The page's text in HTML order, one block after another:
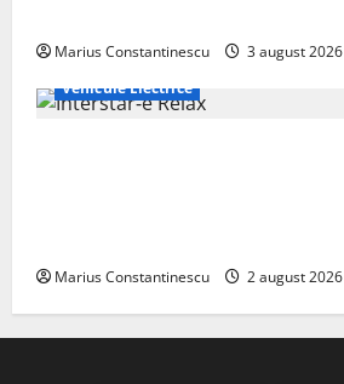
Marius Constantinescu
3 august 2026
Vehicule Electrice
Marius Constantinescu 2 august 2026